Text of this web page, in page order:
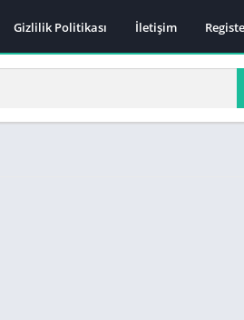
Gizlilik Politikası İletişim